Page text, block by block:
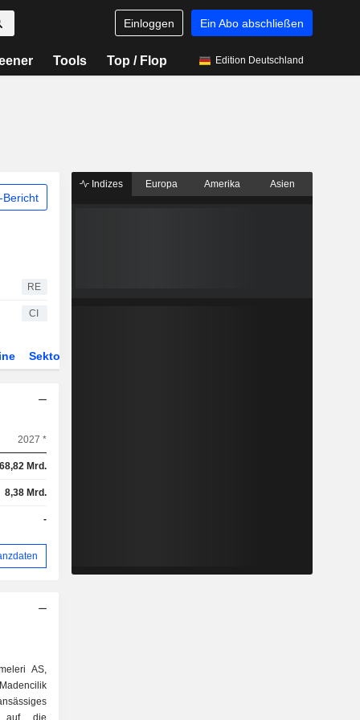
Einloggen Ein Abo abschließen
Tools Top / Flop Edition Deutschland
Bericht
RE
CI
Sektor
2027 *
68,82 Mrd.
8,38 Mrd.
-
AS,
auf die
Indizes Europa Amerika Asien